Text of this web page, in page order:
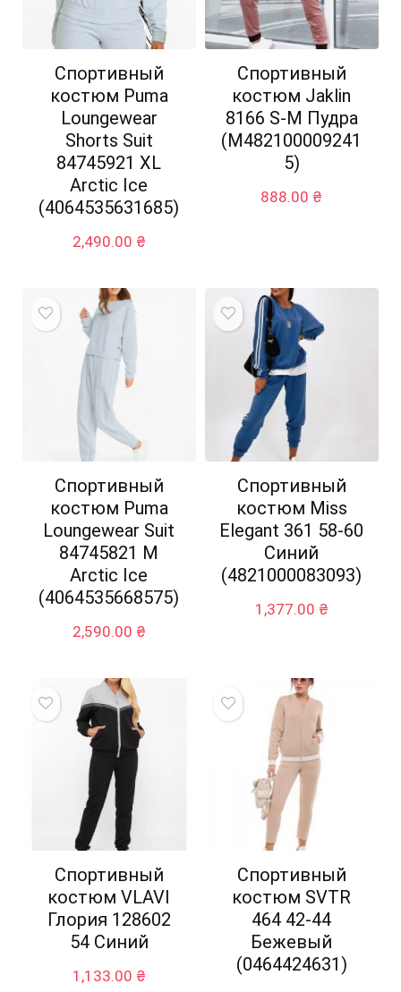
Спортивный
костюм Puma
Loungewear
Shorts Suit
84745921 XL
Arctic Ice
(4064535631685)
2,490.00 ₴
Спортивный
костюм Jaklin
8166 S-M Пудра
(M482100009241
5)
888.00 ₴
Спортивный
костюм Puma
Loungewear Suit
84745821 M
Arctic Ice
(4064535668575)
2,590.00 ₴
Спортивный
костюм Miss
Elegant 361 58-60
Синий
(4821000083093)
1,377.00 ₴
Спортивный
костюм VLAVI
Глория 128602
54 Синий
1,133.00 ₴
Спортивный
костюм SVTR
464 42-44
Бежевый
(0464424631)